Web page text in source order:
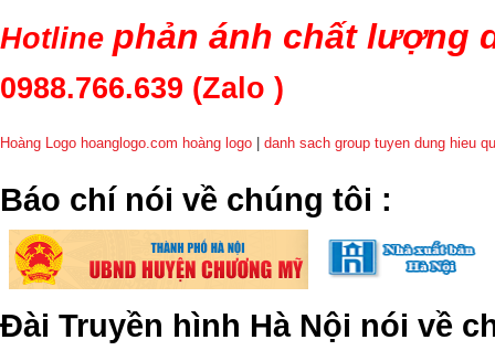
Hotline phản ánh chất lượng
0988.766.639 (Zalo )
Hoàng Logo hoanglogo.com hoàng logo danh sach group tuyen dung hieu
​Báo chí nói về chúng tôi :
Đài Truyền hình Hà Nội nói về